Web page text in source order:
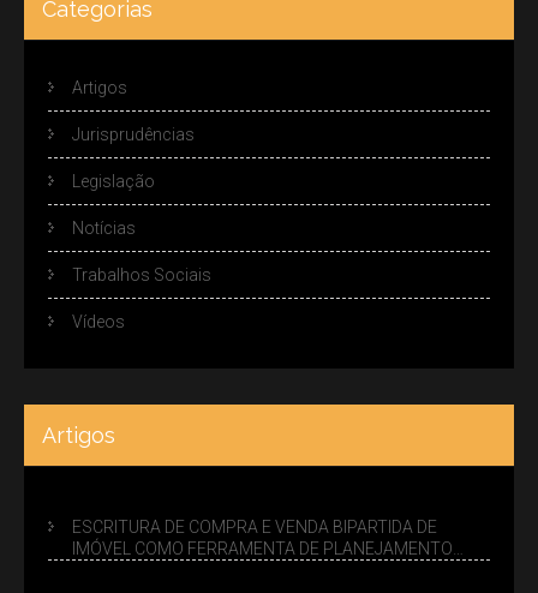
Categorias
Artigos
Jurisprudências
Legislação
Notícias
Trabalhos Sociais
Vídeos
Artigos
ESCRITURA DE COMPRA E VENDA BIPARTIDA DE
IMÓVEL COMO FERRAMENTA DE PLANEJAMENTO